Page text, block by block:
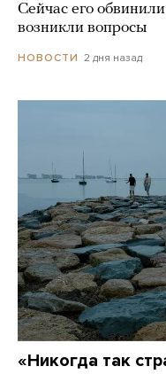
Сейчас его
возникли вопросы
НОВОСТИ 2 дня назад
«Никогда так